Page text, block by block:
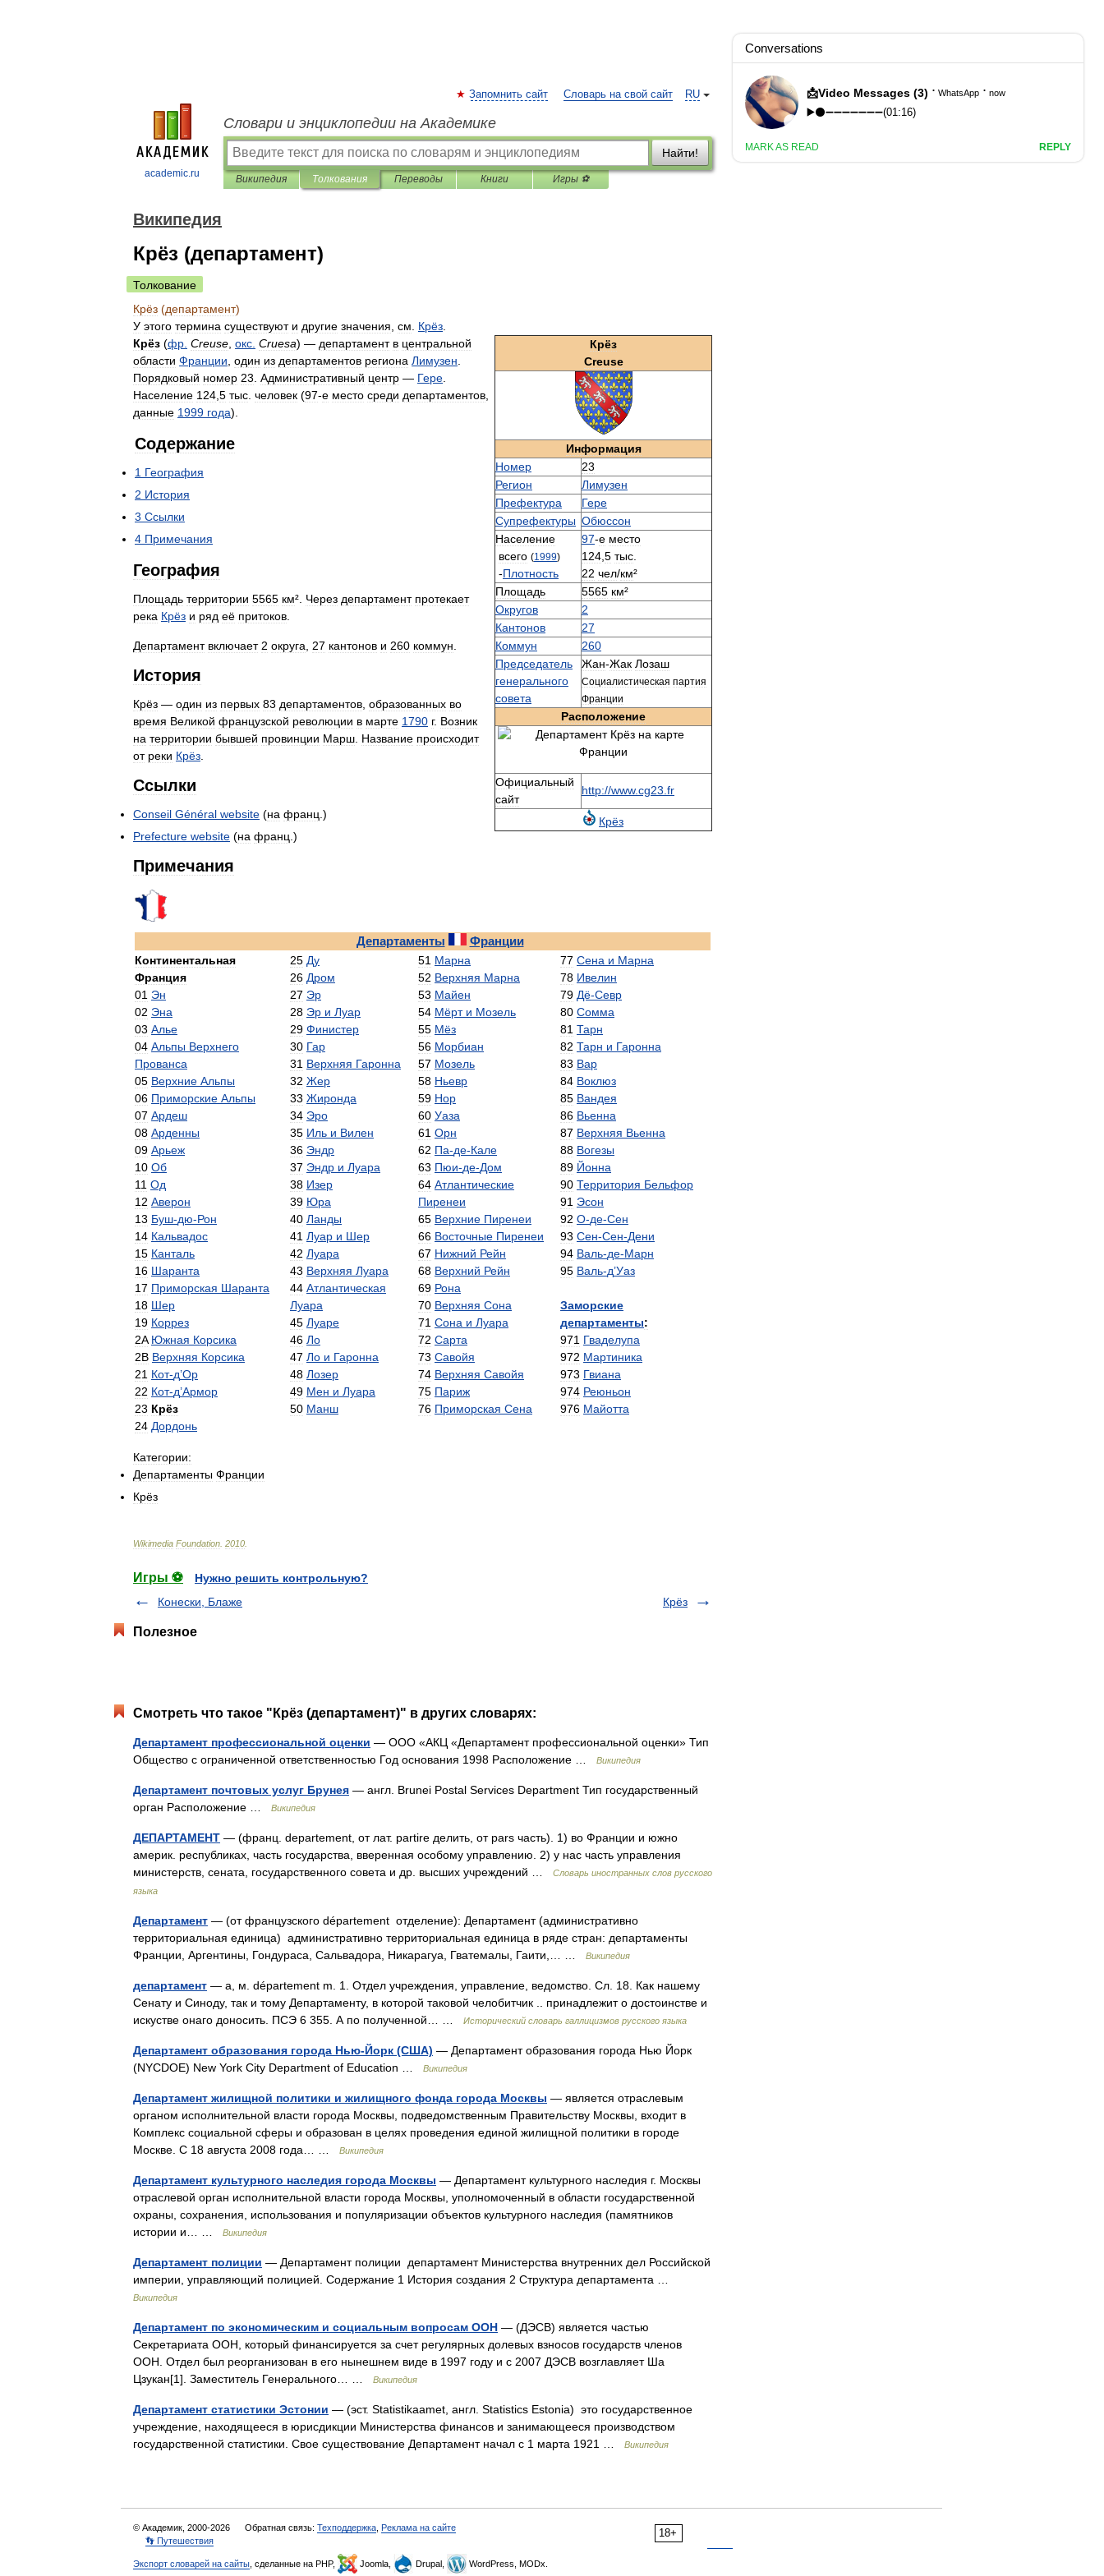
academic.ru
RU
Запомнить сайт Словарь на свой сайт
Словари и энциклопедии на Академике
Найти!
Википедия Толкования Переводы Книги Игры ⚽
Википедия
Крёз (департамент)
Толкование
Крёз (департамент)
У этого термина существуют и другие значения см Крёз
Крёз
Creuse
Информация
Номер
23
Регион
Лимузен
Префектура
Гере
Супрефектуры Обюссон
Население
всего (1999)
-Плотность
97-е место
124 5 тыс
22 чел/км²
Площадь
5565 км²
Округов
2
Кантонов
27
Коммун
260
Председатель
генерального
совета
Жан-Жак Лозаш
Социалистическая партия
Франции
Расположение
Официальный
сайт
http://www.cg23 fr
Крёз
Крёз (фр Creuse окс Cruesa) — департамент в центральной
области Франции один из департаментов региона Лимузен
Порядковый номер 23 Административный центр — Гере
Население 124 5 тыс человек (97-е место среди департаментов
данные 1999 года).
Содержание
1 География
2 История
3 Ссылки
4 Примечания
География
Площадь территории 5565 км². Через департамент протекает
река Крёз и ряд её притоков
Департамент включает 2 округа 27 кантонов и 260 коммун
История
Крёз — один из первых 83 департаментов образованных во
время Великой французской революции в марте 1790 г. Возник
на территории бывшей провинции Марш Название происходит
от реки Крёз
Ссылки
Conseil Général website (на франц .)
Prefecture website (на франц .)
Примечания
Департаменты Франции
Континентальная
Франция
01 Эн
02 Эна
03 Алье
04 Альпы Верхнего
Прованса
05 Верхние Альпы
06 Приморские Альпы
07 Ардеш
08 Арденны
09 Арьеж
10 Об
11 Од
12 Аверон
13 Буш-дю-Рон
14 Кальвадос
15 Канталь
16 Шаранта
17 Приморская Шаранта
18 Шер
19 Коррез
2A Южная Корсика
2B Верхняя Корсика
21 Кот-д’Ор
22 Кот-д’Армор
23 Крёз
24 Дордонь
25 Ду
26 Дром
27 Эр
28 Эр и Луар
29 Финистер
30 Гар
31 Верхняя Гаронна
32 Жер
33 Жиронда
34 Эро
35 Иль и Вилен
36 Эндр
37 Эндр и Луара
38 Изер
39 Юра
40 Ланды
41 Луар и Шер
42 Луара
43 Верхняя Луара
44 Атлантическая
Луара
45 Луаре
46 Ло
47 Ло и Гаронна
48 Лозер
49 Мен и Луара
50 Манш
51 Марна
52 Верхняя Марна
53 Майен
54 Мёрт и Мозель
55 Мёз
56 Морбиан
57 Мозель
58 Ньевр
59 Нор
60 Уаза
61 Орн
62 Па-де-Кале
63 Пюи-де-Дом
64 Атлантические
Пиренеи
65 Верхние Пиренеи
66 Восточные Пиренеи
67 Нижний Рейн
68 Верхний Рейн
69 Рона
70 Верхняя Сона
71 Сона и Луара
72 Сарта
73 Савойя
74 Верхняя Савойя
75 Париж
76 Приморская Сена
77 Сена и Марна
78 Ивелин
79 Дё-Севр
80 Сомма
81 Тарн
82 Тарн и Гаронна
83 Вар
84 Воклюз
85 Вандея
86 Вьенна
87 Верхняя Вьенна
88 Вогезы
89 Йонна
90 Территория Бельфор
91 Эсон
92 О-де-Сен
93 Сен-Сен-Дени
94 Валь-де-Марн
95 Валь-д’Уаз
Заморские
департаменты:
971 Гваделупа
972 Мартиника
973 Гвиана
974 Реюньон
976 Майотта
Категории:
Департаменты Франции
Крёз
Wikimedia Foundation 2010
Игры ⚽
Нужно решить контрольную?
Конески, Блаже
Крёз
Полезное
Смотреть что такое "Крёз (департамент)" в других словарях:
Департамент профессиональной оценки — ООО «АКЦ «Департамент профессиональной оценки» Тип
Общество с ограниченной ответственностью Год основания 1998 Расположение …
Википедия
Департамент почтовых услуг Брунея — англ. Brunei Postal Services Department Тип государственный
орган Расположение …
Википедия
ДЕПАРТАМЕНТ — (франц. departement, от лат. partire делить, от pars часть). 1) во Франции и южно
америк. республиках, часть государства, вверенная особому управлению. 2) у нас часть управления
министерств, сената, государственного совета и др. высших учреждений …
Словарь иностранных слов русского
языка
Департамент — (от французского département отделение): Департамент (административно
территориальная единица) административно территориальная единица в ряде стран: департаменты
Франции, Аргентины, Гондураса, Сальвадора, Никарагуа, Гватемалы, Гаити,… …
Википедия
департамент — а, м. département m. 1. Отдел учреждения, управление, ведомство. Сл. 18. Как нашему
Сенату и Синоду, так и тому Департаменту, в которой таковой челобитчик .. принадлежит о достоинстве и
искустве онаго доносить. ПСЭ 6 355. А по полученной… …
Исторический словарь галлицизмов русского языка
Департамент образования города Нью-Йорк (США) — Департамент образования города Нью Йорк
(NYCDOE) New York City Department of Education …
Википедия
Департамент жилищной политики и жилищного фонда города Москвы — является отраслевым
органом исполнительной власти города Москвы, подведомственным Правительству Москвы, входит в
Комплекс социальной сферы и образован в целях проведения единой жилищной политики в городе
Москве. С 18 августа 2008 года… …
Википедия
Департамент культурного наследия города Москвы — Департамент культурного наследия г. Москвы
отраслевой орган исполнительной власти города Москвы, уполномоченный в области государственной
охраны, сохранения, использования и популяризации объектов культурного наследия (памятников
истории и… …
Википедия
Департамент полиции — Департамент полиции департамент Министерства внутренних дел Российской
империи, управляющий полицией. Содержание 1 История создания 2 Структура департамента …
Википедия
Департамент по экономическим и социальным вопросам ООН — (ДЭСВ) является частью
Секретариата ООН, который финансируется за счет регулярных долевых взносов государств членов
ООН. Отдел был реорганизован в его нынешнем виде в 1997 году и c 2007 ДЭСВ возглавляет Ша
Цзукан[1]. Заместитель Генерального… …
Википедия
Департамент статистики Эстонии — (эст. Statistikaamet, англ. Statistics Estonia) это государственное
учреждение, находящееся в юрисдикции Министерства финансов и занимающееся производством
государственной статистики. Свое существование Департамент начал с 1 марта 1921 …
Википедия
18+
© Академик, 2000-2026 Обратная связь: Техподдержка Реклама на сайте
👣 Путешествия
Экспорт словарей на сайты , сделанные на PHP, Joomla, Drupal, WordPress, MODx.